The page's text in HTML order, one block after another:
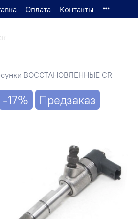
Оплата Контакты
ВОССТАНОВЛЕННЫЕ CR
-17% Предзаказ